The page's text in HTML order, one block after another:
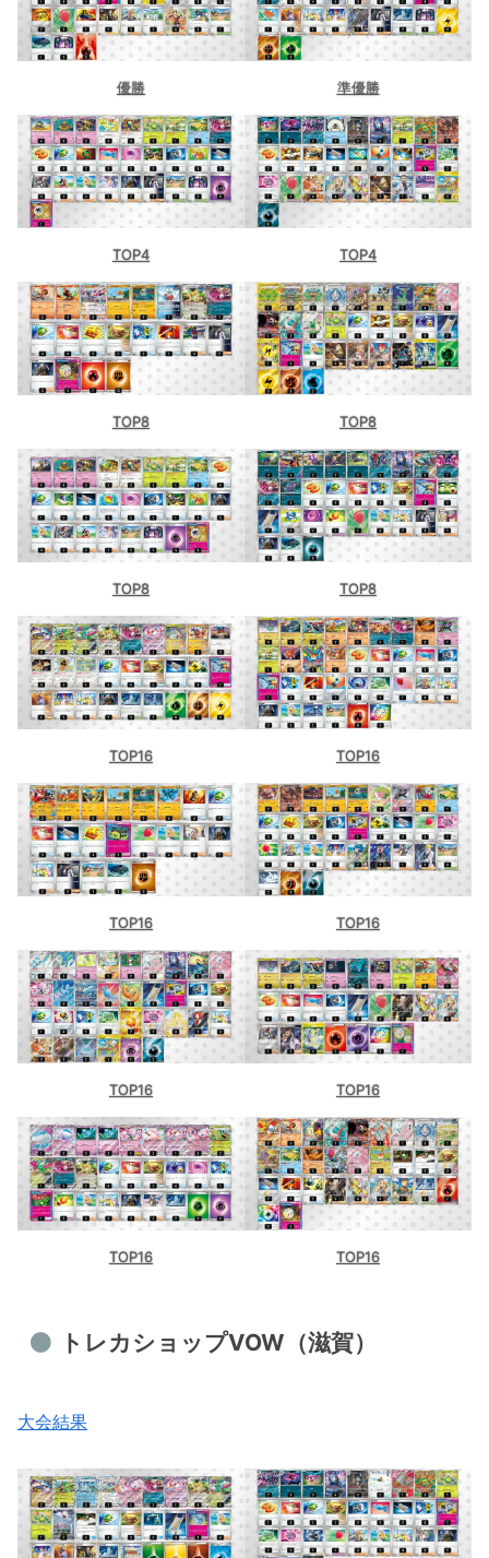
優勝 準優勝
TOP4 TOP4
TOP8 TOP8
TOP8 TOP8
TOP16 TOP16
TOP16 TOP16
TOP16 TOP16
TOP16 TOP16
トレカショップVOW（滋賀）
大会結果